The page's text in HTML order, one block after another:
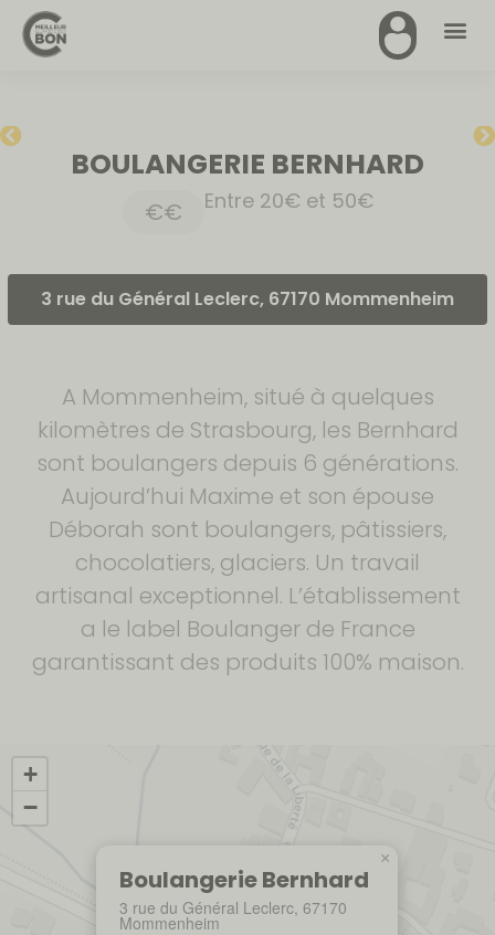
BOULANGERIE BERNHARD
€€ Entre 20€ et 50€
3 rue du Général Leclerc, 67170 Mommenheim
A Mommenheim, situé à quelques
kilomètres de Strasbourg, les Bernhard
sont boulangers depuis 6 générations.
Aujourd’hui Maxime et son épouse
Déborah sont boulangers, pâtissiers,
chocolatiers, glaciers. Un travail
artisanal exceptionnel. L’établissement
a le label Boulanger de France
garantissant des produits 100% maison.
Boulangerie Bernhard
3 rue du Général Leclerc, 67170
Mommenheim
×
+
−